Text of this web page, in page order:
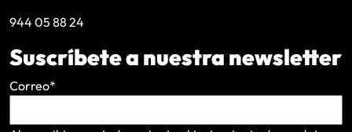
944 05 88 24
Suscríbete a nuestra newsletter
Correo*